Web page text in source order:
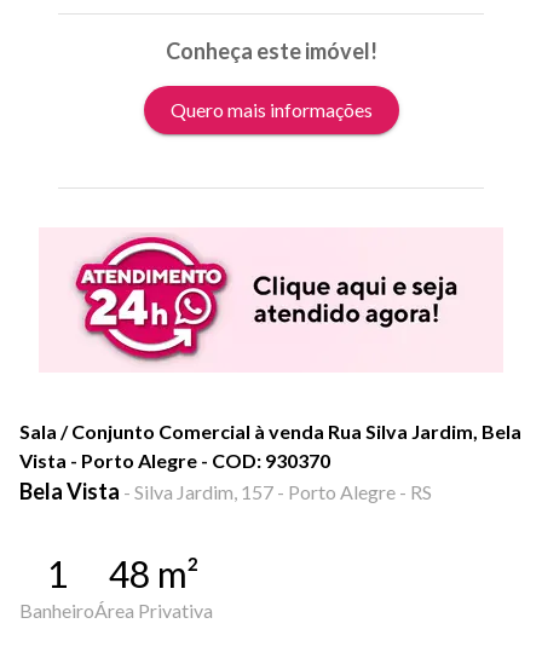
Conheça este imóvel!
Quero mais informações
Sala / Conjunto Comercial à venda Rua Silva Jardim, Bela
Vista - Porto Alegre - COD: 930370
Bela Vista - Silva Jardim, 157 - Porto Alegre - RS
1
Banheiro
48 m²
Área Privativa